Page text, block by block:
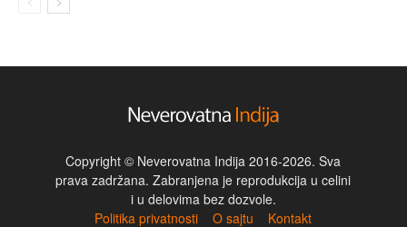
Copyright © Neverovatna Indija 2016-2026. Sva
prava zadržana. Zabranjena je reprodukcija u celini
i u delovima bez dozvole.
Politika privatnosti
O sajtu Kontakt